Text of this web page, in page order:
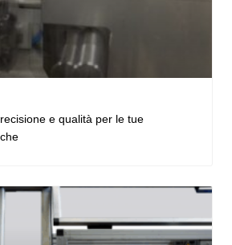
e qualità per le tue